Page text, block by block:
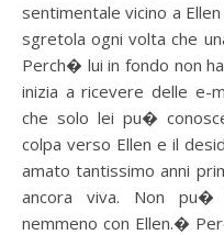
sentimentale vicino a
sgretola ogni volta che
Perch� lui in fondo non
inizia a ricevere delle e-
che solo lei pu�
colpa verso Ellen e il
amato tantissimo anni
ancora viva. Non pu�
nemmeno con Ellen.�